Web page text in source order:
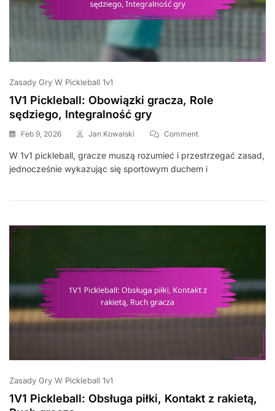
Zasady Gry W Pickleball 1v1
1V1 Pickleball: Obowiązki gracza, Role
sędziego, Integralność gry
Feb 9, 2026 Jan Kowalski CommentOn
Pickleball:
Obowiązki
Sędziego,
Gry
W 1v1 pickleball, gracze muszą rozumieć i przestrzegać zasad,
jednocześnie wykazując się sportowym duchem i
Zasady Gry W Pickleball 1v1
1V1 Pickleball: Obsługa piłki, Kontakt z rakietą,